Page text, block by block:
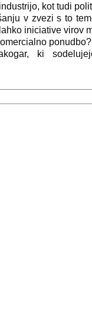
kot tudi
v zvezi s to
iniciative virov
ki